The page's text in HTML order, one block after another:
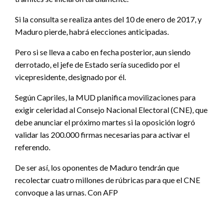
Si la consulta se realiza antes del 10 de enero de 2017, y
Maduro pierde, habrá elecciones anticipadas.
Pero si se lleva a cabo en fecha posterior, aun siendo
derrotado, el jefe de Estado sería sucedido por el
vicepresidente, designado por él.
Según Capriles, la MUD planifica movilizaciones para
exigir celeridad al Consejo Nacional Electoral (CNE), que
debe anunciar el próximo martes si la oposición logró
validar las 200.000 firmas necesarias para activar el
referendo.
De ser así, los oponentes de Maduro tendrán que
recolectar cuatro millones de rúbricas para que el CNE
convoque a las urnas. Con AFP